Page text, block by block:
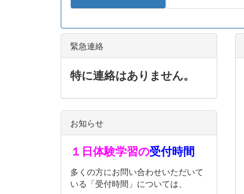
緊急連絡
特に連絡はありません。
お知らせ
１日体験学習の受付時間
多くの方にお問い合わせいただいて
いる「受付時間」については、